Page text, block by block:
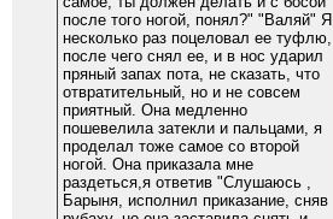
после того ногой, понял?" "Валяй" Я
несколько раз поцеловал ее туфлю,
после чего снял ее, и в нос ударил
пряный запах пота, не сказать, что
отвратительный, но и не совсем
приятный. Она медленно
пошевелила затекли и пальцами, я
проделал тоже самое со второй
ногой. Она приказала мне
раздеться,я ответив "Слушаюсь ,
Барыня, исполнил приказание, сняв